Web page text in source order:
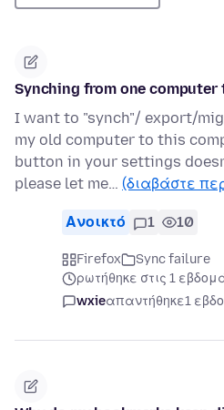
Synching from one computer
I want to "synch"/ export/
my old computer to this
button in your settings
please let me… (διαβάστε
Ανοικτό 1 10
Firefox
Sync failure
ρωτήθηκε στις 1
wxieαπαντήθηκε1